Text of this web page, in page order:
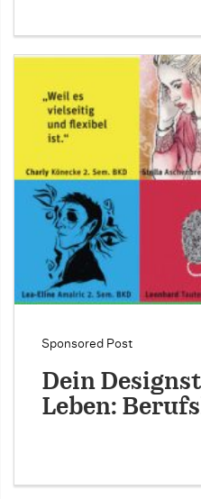
Sponsored Post
Dein
Leben: